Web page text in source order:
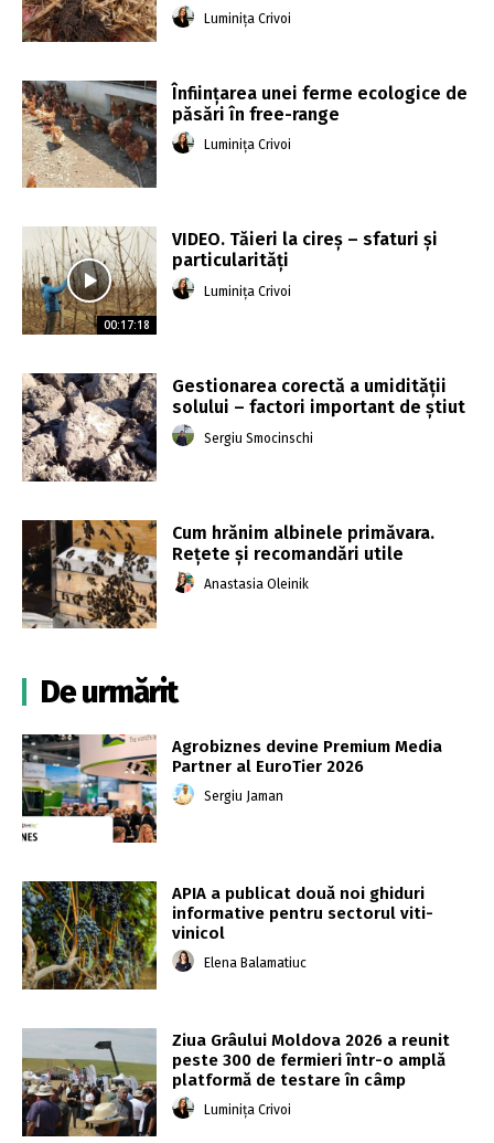
Luminița Crivoi
Înființarea unei ferme ecologice de
păsări în free-range
Luminița Crivoi
00:17:18
VIDEO. Tăieri la cireș – sfaturi și
particularități
Luminița Crivoi
Gestionarea corectă a umidității
solului – factori important de știut
Sergiu Smocinschi
Cum hrănim albinele primăvara.
Rețete și recomandări utile
Anastasia Oleinik
De urmărit
Agrobiznes devine Premium Media
Partner al EuroTier 2026
Sergiu Jaman
APIA a publicat două noi ghiduri
informative pentru sectorul viti-
vinicol
Elena Balamatiuc
Ziua Grâului Moldova 2026 a reunit
peste 300 de fermieri într-o amplă
platformă de testare în câmp
Luminița Crivoi